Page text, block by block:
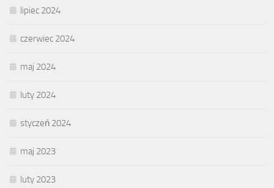
lipiec 2024
czerwiec 2024
maj 2024
luty 2024
styczeń 2024
maj 2023
luty 2023